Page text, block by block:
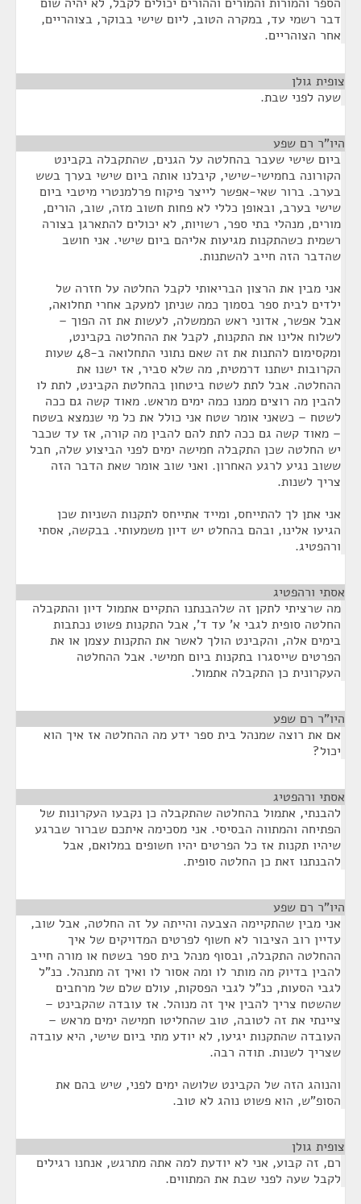
דבר רשמי עד, במקרה הטוב, ליום שישי בבוקר, בצוהריים,
אחר הצוהריים.
צופית גולן
שעה לפני שבת.
היו"ר רם שפע
ביום שישי שעבר בהחלטה על הגנים, שהתקבלה בקבינט
הקורונה בחמישי-שישי, קיבלנו אותה ביום שישי בערך בשש
בערב. ברור שאי-אפשר לייצר פיקוח פרלמנטרי מיטבי ביום
שישי בערב, ובאופן כללי לא פחות חשוב מזה, שוב, הורים,
מורים, מנהלי בתי ספר, רשויות, לא יכולים להתארגן בצורה
רשמית כשהתקנות מגיעות אליהם ביום שישי. אני חושב
שהדבר הזה חייב להשתנות.
אני מבין את הרצון הבריאותי לקבל החלטה על חזרה של
ילדים לבית ספר בסמוך כמה שניתן למעקב אחרי תחלואה,
אבל אפשר, אדוני ראש הממשלה, לעשות את זה הפוך –
לשלוח אלינו את התקנות, לקבל את ההחלטה בקבינט,
ומקסימום להתנות את זה שאם נתוני התחלואה ב-48 שעות
הקרובות ישתנו דרמטית, מה שלא סביר, אז ישנו את
ההחלטה. אבל לתת לשטח ביטחון בהחלטת הקבינט, לתת לו
להבין מה רוצים ממנו כמה ימים מראש. מאוד קשה גם ככה
לשטח – כשאני אומר שטח אני כולל את כל מי שנמצא בשטח
– מאוד קשה גם ככה לתת להם להבין מה קורה, אז עד שכבר
יש החלטה שכן התקבלה חמישה ימים לפני הביצוע שלה, חבל
ששוב נגיע לרגע האחרון. ואני שוב אומר שאת הדבר הזה
צריך לשנות.
אני אתן לך להתייחס, ומייד אתייחס לתקנות השניות שכן
הגיעו אלינו, ובהם בהחלט יש דיון משמעותי. בבקשה, אסתי
ורהפטיג.
אסתי ורהפטיג
מה שרציתי לתקן זה שלהבנתנו התקיים אתמול דיון והתקבלה
החלטה סופית לגבי א' עד ד', אבל התקנות פשוט נכתבות
בימים אלה, והקבינט הולך לאשר את התקנות עצמן או את
הפרטים שייסגרו בתקנות ביום חמישי. אבל ההחלטה
העקרונית כן התקבלה אתמול.
היו"ר רם שפע
אם את רוצה שמנהל בית ספר ידע מה ההחלטה אז איך הוא
יכול?
אסתי ורהפטיג
להבנתי, אתמול בהחלטה שהתקבלה כן נקבעו העקרונות של
הפתיחה והמתווה הבסיסי. אני מסכימה איתכם שברור שברגע
שיהיו תקנות אז כל הפרטים יהיו חשופים במלואם, אבל
להבנתנו זאת כן החלטה סופית.
היו"ר רם שפע
אני מבין שהתקיימה הצבעה והייתה על זה החלטה, אבל שוב,
עדיין רוב הציבור לא חשוף לפרטים המדויקים של איך
ההחלטה התקבלה, ובסוף מנהל בית ספר בשטח או מורה חייב
להבין בדיוק מה מותר לו ומה אסור לו ואיך זה מתנהל. כנ"ל
לגבי הסעות, כנ"ל לגבי הפסקות, עולם שלם של מרחבים
שהשטח צריך להבין איך זה מנוהל. אז עובדה שהקבינט –
ציינתי את זה לטובה, טוב שהחליטו חמישה ימים מראש –
העובדה שהתקנות יגיעו, לא יודע מתי ביום שישי, היא עובדה
שצריך לשנות. תודה רבה.
והנוהג הזה של הקבינט שלושה ימים לפני, שיש בהם את
הסופ"ש, הוא פשוט נוהג לא טוב.
צופית גולן
רם, זה קבוע, אני לא יודעת למה אתה מתרגש, אנחנו רגילים
לקבל שעה לפני שבת את המתווים.